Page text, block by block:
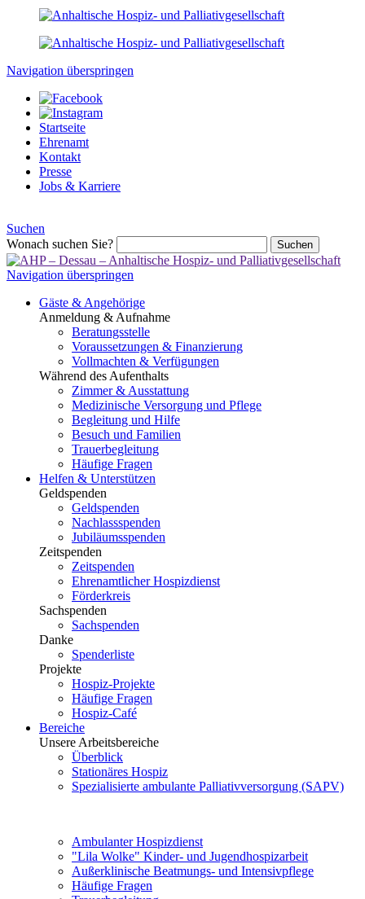
Navigation überspringen
Startseite
Ehrenamt
Kontakt
Presse
Jobs & Karriere
Suchen
Wonach suchen Sie?
Suchen
Navigation überspringen
Gäste & Angehörige
Anmeldung & Aufnahme
Beratungsstelle
Voraussetzungen & Finanzierung
Vollmachten & Verfügungen
Während des Aufenthalts
Zimmer & Ausstattung
Medizinische Versorgung und Pflege
Begleitung und Hilfe
Besuch und Familien
Trauerbegleitung
Häufige Fragen
Helfen & Unterstützen
Geldspenden
Geldspenden
Nachlassspenden
Jubiläumsspenden
Zeitspenden
Zeitspenden
Ehrenamtlicher Hospizdienst
Förderkreis
Sachspenden
Sachspenden
Danke
Spenderliste
Projekte
Hospiz-Projekte
Häufige Fragen
Hospiz-Café
Bereiche
Unsere Arbeitsbereiche
Überblick
Stationäres Hospiz
Spezialisierte ambulante Palliativversorgung (SAPV)
Ambulanter Hospizdienst
"Lila Wolke" Kinder- und Jugendhospizarbeit
Außerklinische Beatmungs- und Intensivpflege
Häufige Fragen